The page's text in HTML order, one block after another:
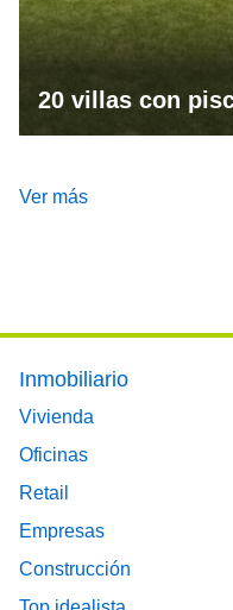
20 villas con
Ver más
Footer main menu
Inmobiliario
Vivienda
Oficinas
Retail
Empresas
Construcción